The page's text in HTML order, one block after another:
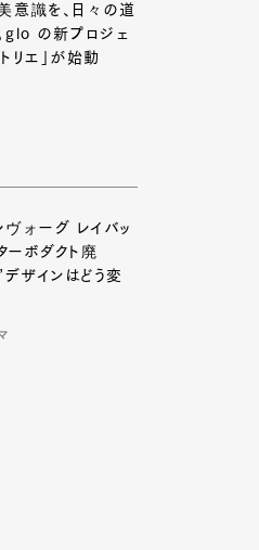
意識を、日々の道
glo の新プロジェ
リエ」が始動
ヴォーグ レイバッ
ーボダクト廃
デザインはどう変